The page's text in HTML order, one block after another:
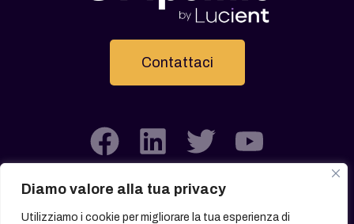
Diamo valore alla tua privacy
Utilizziamo i cookie per migliorare la tua esperienza di
Contattaci